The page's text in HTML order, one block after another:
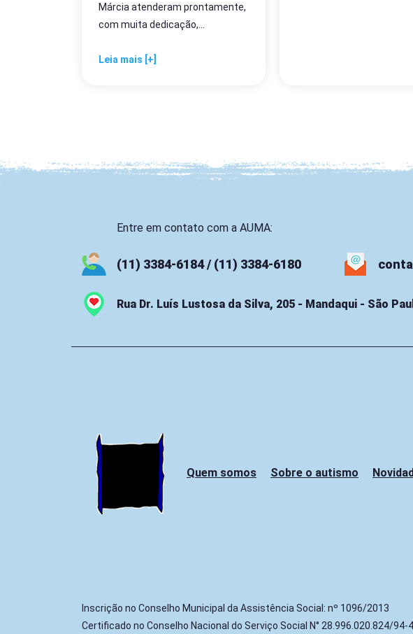
Márcia atenderam prontamente,
com muita dedicação,...
Leia mais [+]
Entre em contato com a AUMA:
(11) 3384-6184 / (11) 3384-6180
Rua Dr. Luís Lustosa da Silva, 205 - Mandaqui - São
Quem somos Sobre o autismo
Inscrição no Conselho Municipal da Assistência Social: nº 1096/2013
Certificado no Conselho Nacional do Serviço Social N° 28.996.020.824/94-